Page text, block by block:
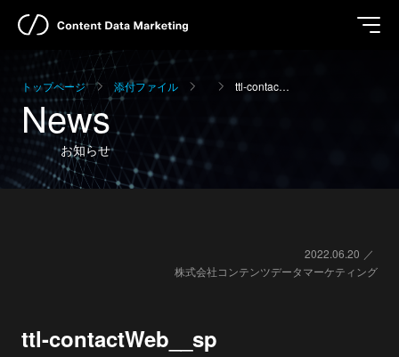
トップページ 添付ファイル ttl-contac…
News
お知らせ
2022.06.20
株式会社コンテンツデータマーケティング
ttl-contactWeb__sp